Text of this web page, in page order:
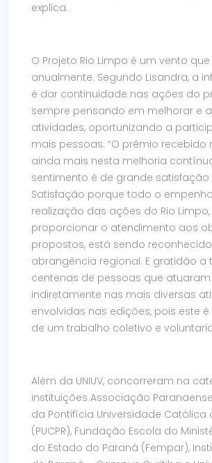
explica.
O Projeto Rio Limpo é um vento
anualmente. Segundo Lisandra, a
é dar continuidade nas ações do
sempre pensando em melhorar e
atividades, oportunizando a
mais pessoas. “O prêmio recebido
ainda mais nesta melhoria
sentimento é de grande satisfação
Satisfação porque todo o
realização das ações do Rio
proporcionar o atendimento aos
propostos, está sendo
abrangência regional. E gratidão a
centenas de pessoas que
indiretamente nas mais diversas
envolvidas nas edições, pois este
de um trabalho coletivo e
Além da UNIUV, concorreram na
instituições Associação
da Pontifícia Universidade Católica
(PUCPR), Fundação Escola do
do Estado do Paraná (Fempar),